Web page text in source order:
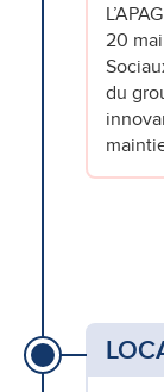
20
du